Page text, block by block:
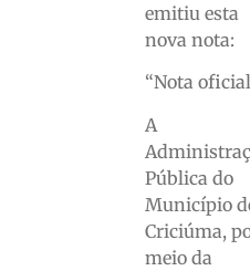
emitiu esta
nova nota:
“Nota oficial
A
Pública do
Município
Criciúma,
meio da